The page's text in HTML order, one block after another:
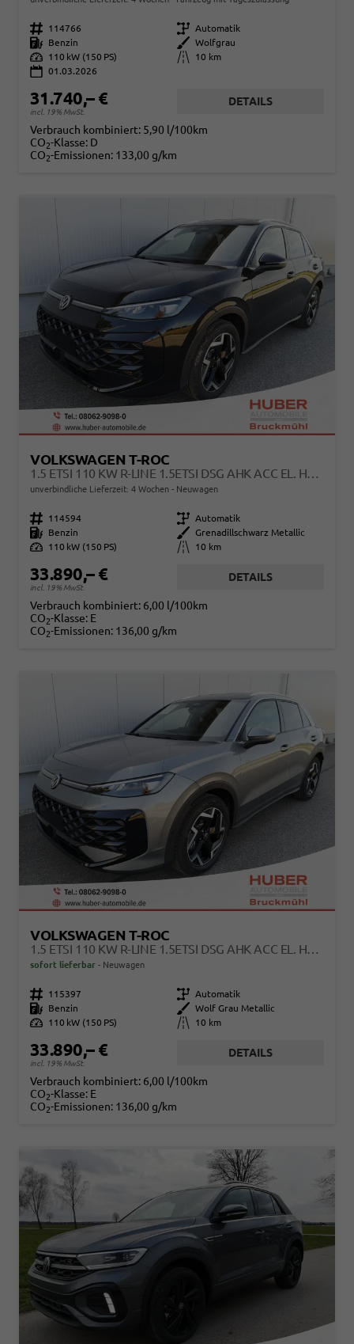
Fahrzeugnr. 114766 Getriebe Automatik
Kraftstoff
Benzin Außenfarbe
Wolfgrau
Leistung
110 kW (150 PS) Kilometerstand
10 km
01.03.2026
31.740,– €
incl. 19% MwSt.
DETAILS
Verbrauch kombiniert: 5,90 l/100km
CO2-Klasse: D
CO2-Emissionen: 133,00 g/km
VOLKSWAGEN T-ROC
1.5 ETSI 110 KW R-LINE 1.5ETSI DSG AHK ACC EL. HK 18 ZOLL
unverbindliche Lieferzeit: 4 Wochen Neuwagen
Fahrzeugnr. 114594 Getriebe Automatik
Kraftstoff
Benzin Außenfarbe
Grenadillschwarz Metallic
Leistung
110 kW (150 PS) Kilometerstand 10 km
33.890,– €
incl. 19% MwSt.
DETAILS
Verbrauch kombiniert: 6,00 l/100km
CO2-Klasse: E
CO2-Emissionen: 136,00 g/km
VOLKSWAGEN T-ROC
1.5 ETSI 110 KW R-LINE 1.5ETSI DSG AHK ACC EL. HK 18 ZOLL
sofort lieferbar Neuwagen
Fahrzeugnr. 115397 Getriebe Automatik
Kraftstoff
Benzin Außenfarbe
Wolf Grau Metallic
Leistung
110 kW (150 PS) Kilometerstand 10 km
33.890,– €
incl. 19% MwSt.
DETAILS
Verbrauch kombiniert: 6,00 l/100km
CO2-Klasse: E
CO2-Emissionen: 136,00 g/km